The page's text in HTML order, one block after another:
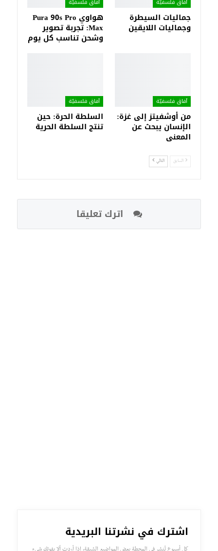
آفاق فلسفيّة‎
جماليات السيطرة
وجماليات اللايقين
آفاق فلسفيّة‎
هواوي Pura 90s Pro
Max: تجربة تصوير
وشحن تناسب كل يوم
آفاق فلسفيّة‎
من أوشفيتز إلى غزة:
الإنسان يبحث عن
المعنى
آفاق فلسفيّة‎
السلطة الحرة: حين
تنتج السلطة الحرية
السابق التالي
اترك تعليقا
اشترك في نشرتنا البريدية